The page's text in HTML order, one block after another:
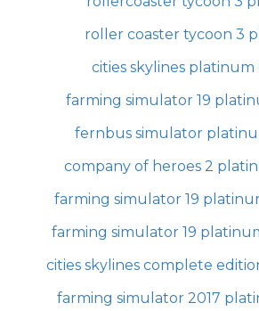
roller coaster tycoon 3
cities skylines platinum
farming simulator 19
fernbus simulator
company of heroes 2
farming simulator 19
farming simulator 19
cities skylines complete
farming simulator 2017